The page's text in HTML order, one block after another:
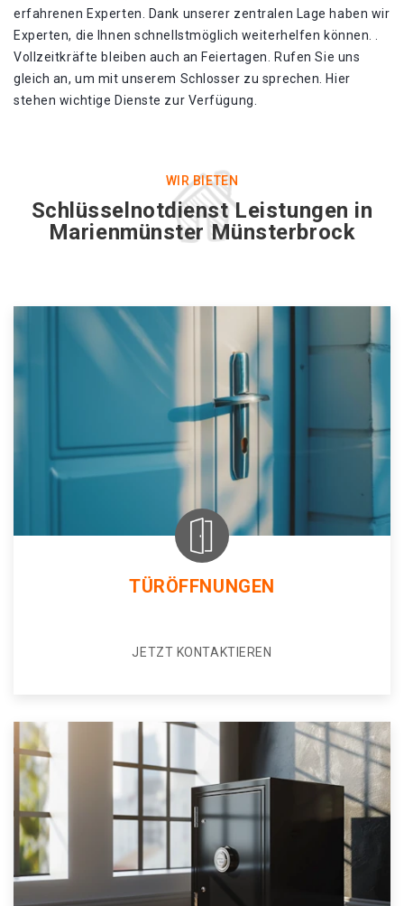
erfahrenen Experten. Dank unserer zentralen Lage haben wir
Experten, die Ihnen schnellstmöglich weiterhelfen können. .
Vollzeitkräfte bleiben auch an Feiertagen. Rufen Sie uns
gleich an, um mit unserem Schlosser zu sprechen. Hier
stehen wichtige Dienste zur Verfügung.
WIR BIETEN
Schlüsselnotdienst Leistungen in
Marienmünster Münsterbrock
TÜRÖFFNUNGEN
JETZT KONTAKTIEREN